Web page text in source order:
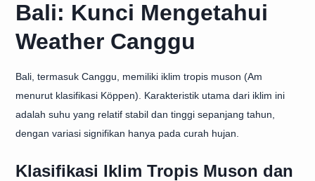
Bali: Kunci Mengetahui
Weather Canggu
Bali, termasuk Canggu, memiliki iklim tropis muson (Am
menurut klasifikasi Köppen). Karakteristik utama dari iklim ini
adalah suhu yang relatif stabil dan tinggi sepanjang tahun,
dengan variasi signifikan hanya pada curah hujan.
Klasifikasi Iklim Tropis Muson dan